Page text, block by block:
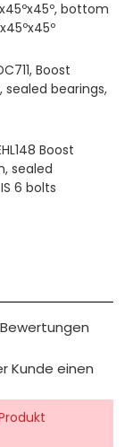
bottom
Boost
sealed bearings,
Boost
sealed
6 bolts
Kunde einen